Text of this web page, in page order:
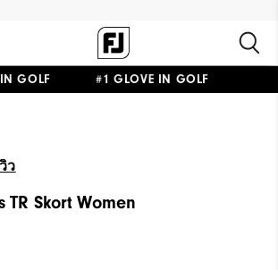
IN GOLF #1 GLOVE IN GOLF
ว
TR Skort Women